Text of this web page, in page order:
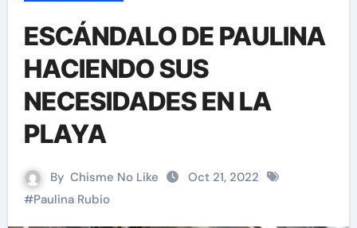
ESCÁNDALO DE PAULINA
HACIENDO SUS
NECESIDADES EN LA
PLAYA
By Chisme No Like
Oct 21, 2022
#Paulina Rubio